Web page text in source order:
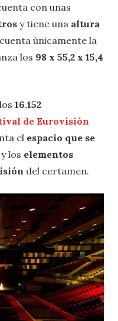
con unas
y tiene una altura
únicamente la
los 98 x 55,2 x 15,4
16.152
de Eurovisión
el espacio que se
y los elementos
del certamen.